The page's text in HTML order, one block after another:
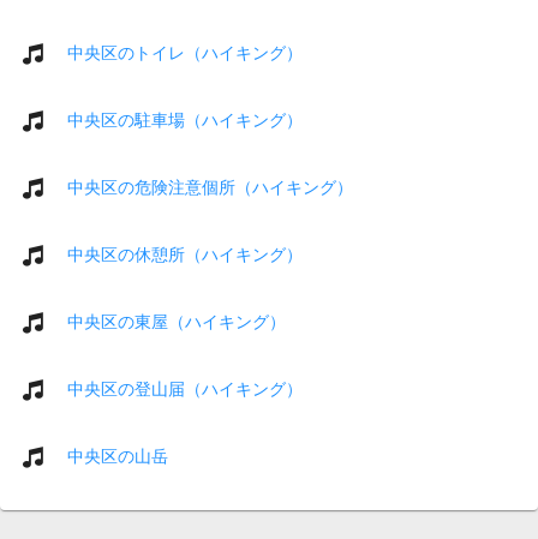
中央区のトイレ（ハイキング）
中央区の駐車場（ハイキング）
中央区の危険注意個所（ハイキング）
中央区の休憩所（ハイキング）
中央区の東屋（ハイキング）
中央区の登山届（ハイキング）
中央区の山岳